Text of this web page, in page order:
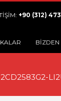
+90 (312)
BİZDEN